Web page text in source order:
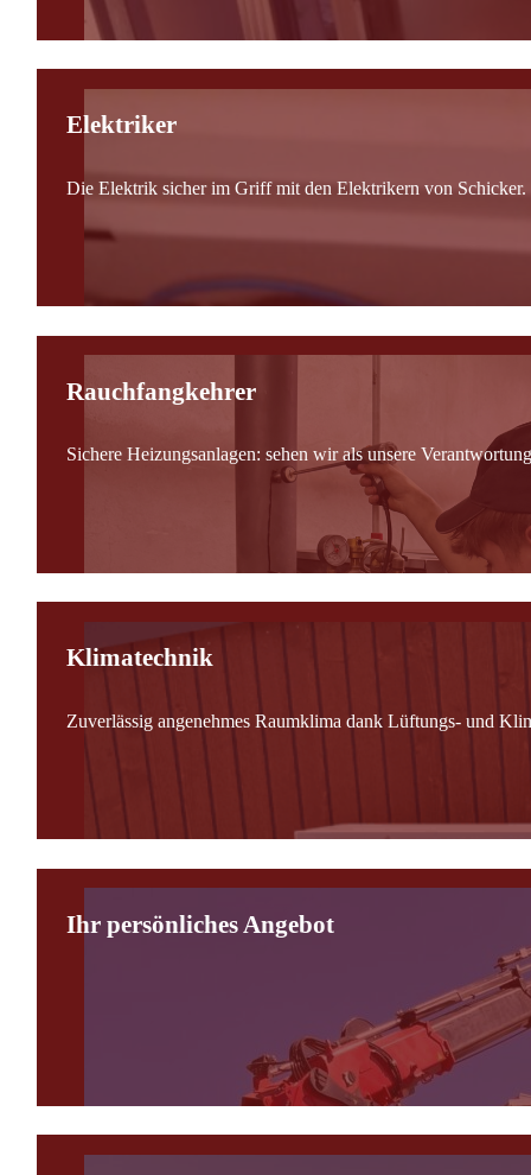
Elektriker
Die Elektrik sicher im Griff mit den Elektrikern von Schicker.
Rauchfangkehrer
Sichere Heizungsanlagen: sehen wir als unsere
Klimatechnik
Zuverlässig angenehmes Raumklima dank Lüftungs- und
Ihr persönliches Angebot